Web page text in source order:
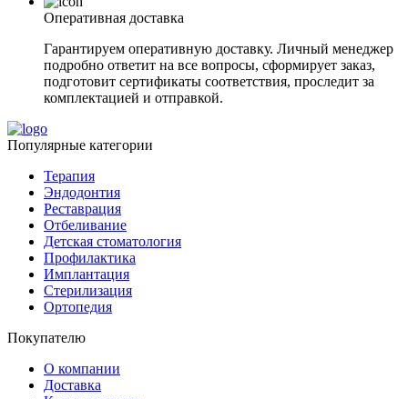
Оперативная доставка
Гарантируем оперативную доставку. Личный менеджер
подробно ответит на все вопросы, сформирует заказ,
подготовит сертификаты соответствия, проследит за
комплектацией и отправкой.
Популярные категории
Терапия
Эндодонтия
Реставрация
Отбеливание
Детская стоматология
Профилактика
Имплантация
Стерилизация
Ортопедия
Покупателю
О компании
Доставка